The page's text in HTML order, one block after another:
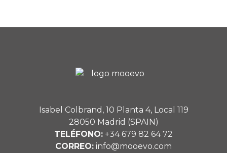
Isabel Colbrand, 10 Planta 4, Local 119
28050 Madrid (SPAIN)
TELÉFONO: +34 679 82 64 72
CORREO: info@mooevo.com